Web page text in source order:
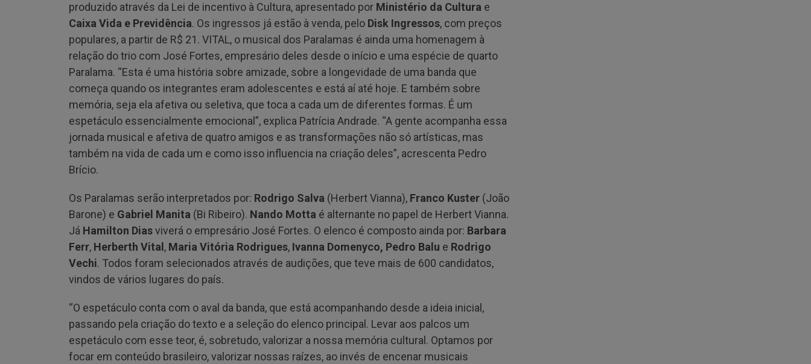
produzido através da Lei de incentivo à Cultura, apresentado por Ministério da Cultura e
Caixa Vida e Previdência. Os ingressos já estão à venda, pelo Disk Ingressos, com preços
populares, a partir de R$ 21. VITAL, o musical dos Paralamas é ainda uma homenagem à
relação do trio com José Fortes, empresário deles desde o início e uma espécie de quarto
Paralama. “Esta é uma história sobre amizade, sobre a longevidade de uma banda que
começa quando os integrantes eram adolescentes e está aí até hoje. E também sobre
memória, seja ela afetiva ou seletiva, que toca a cada um de diferentes formas. É um
espetáculo essencialmente emocional”, explica Patrícia Andrade. “A gente acompanha essa
jornada musical e afetiva de quatro amigos e as transformações não só artísticas, mas
também na vida de cada um e como isso influencia na criação deles”, acrescenta Pedro
Brício.
Os Paralamas serão interpretados por: Rodrigo Salva (Herbert Vianna), Franco Kuster (João
Barone) e Gabriel Manita (Bi Ribeiro). Nando Motta é alternante no papel de Herbert Vianna.
Já Hamilton Diasviverá o empresário José Fortes. O elenco é composto ainda por: Barbara
Ferr, Herberth Vital , Maria Vitória Rodrigues, Ivanna Domenyco, Pedro Balu e Rodrigo
Vechi. Todos foram selecionados através de audições, que teve mais de 600 candidatos,
vindos de vários lugares do país.
“O espetáculo conta com o aval da banda, que está acompanhando desde a ideia inicial,
passando pela criação do texto e a seleção do elenco principal. Levar aos palcos um
espetáculo com esse teor, é, sobretudo, valorizar a nossa memória cultural. Optamos por
focar em conteúdo brasileiro, valorizar nossas raízes, ao invés de encenar musicais